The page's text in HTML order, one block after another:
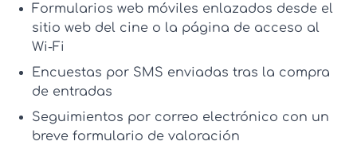
Formularios web móviles enlazados desde el
sitio web del cine o la página de acceso al
Wi‑Fi
Encuestas por SMS enviadas tras la compra
de entradas
Seguimientos por correo electrónico con un
breve formulario de valoración